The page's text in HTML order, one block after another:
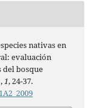
nativas en
evaluación
bosque
,1, 24-37.